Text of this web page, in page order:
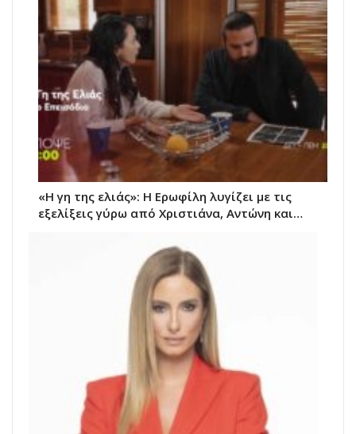
«Η γη της ελιάς»: Η Ερωφίλη λυγίζει με τις
εξελίξεις γύρω από Χριστιάνα, Αντώνη και…